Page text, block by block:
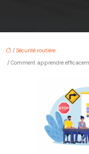
/ Sécurité routière
/ Comment apprendre